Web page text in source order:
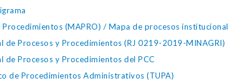
Procedimientos (MAPRO) / Mapa de procesos institucional
de Procesos y Procedimientos (RJ 0219-2019-MINAGRI)
de Procesos y Procedimientos del PCC
de Procedimientos Administrativos (TUPA)